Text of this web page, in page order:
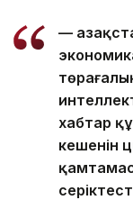
—
хабтар
кешенін